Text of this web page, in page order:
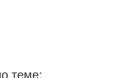
теме: